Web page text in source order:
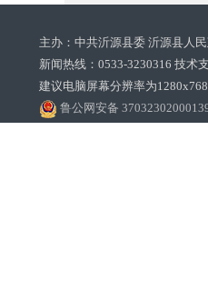
主办：中共沂源县委 沂源县人
新闻热线：0533-3230316 技术
建议电脑屏幕分辨率为
鲁公网安备